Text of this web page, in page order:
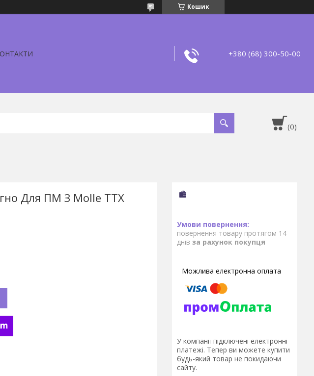
Кошик
+380 (68) 300-50-00
Для ПМ З Molle ТТХ
повернення товару протягом 14
днів за рахунок покупця
У компанії підключені електронні
платежі. Тепер ви можете купити
будь-який товар не покидаючи
сайту.